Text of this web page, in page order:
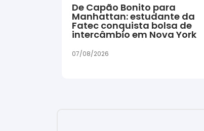
De Capão Bonito para
Manhattan: estudante da
Fatec conquista bolsa de
intercâmbio em Nova York
07/08/2026